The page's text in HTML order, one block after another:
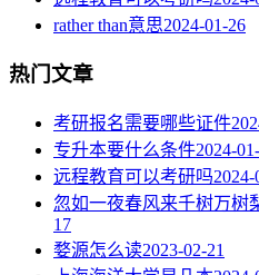
rather than意思2024-01-26
热门文章
考研报名需要哪些证件
专升本要什么条件2024-
远程教育可以考研吗2024-
忽如一夜春风来千树万树
17
婺源怎么读2023-02-21